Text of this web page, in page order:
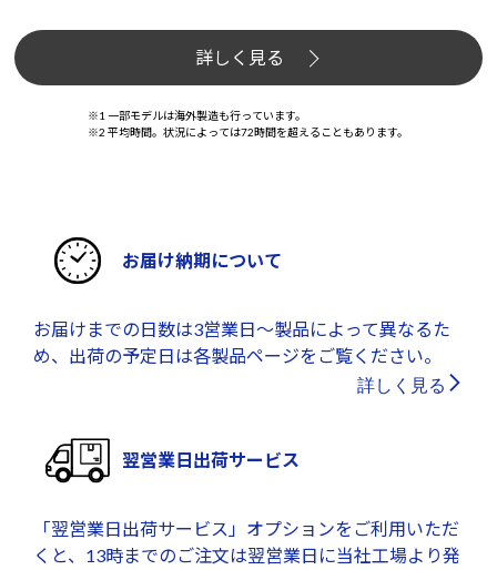
詳しく見る
※1 一部モデルは海外製造も行っています。
※2 平均時間。状況によっては72時間を超えることもあります。
お届け納期について
お届けまでの日数は3営業日～製品によって異なるた
め、出荷の予定日は各製品ページをご覧ください。
詳しく見る
翌営業日出荷サービス
「翌営業日出荷サービス」オプションをご利用いただ
くと、13時までのご注文は翌営業日に当社工場より発